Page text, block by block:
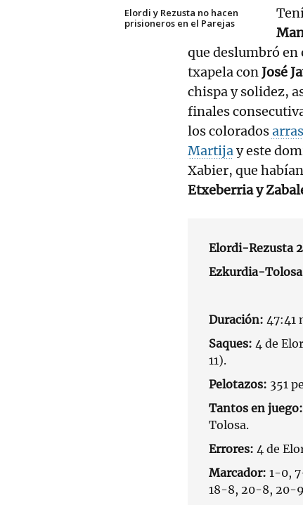
Elordi y Rezusta no hacen
prisioneros en el Parejas
que deslumbró en
txapela conJosé
chispa y solidez,
finales
los colorados
Martijay este
Xabier, que habían
Etxeberria y
Elordi-Rezusta
Ezkurdia-Tolosa
Duración: 47:41
Saques: 4 de
11).
Pelotazos: 351
Tantos en juego:
Tolosa.
Errores: 4 de
Marcador: 1-0,
18-8, 20-8, 20-